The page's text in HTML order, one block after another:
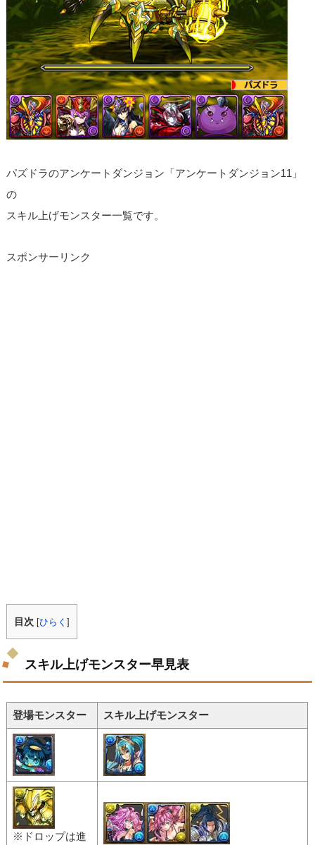
パズドラのアンケートダンジョン「アンケートダンジョン11」
の
スキル上げモンスター一覧です。
スポンサーリンク
目次 [ひらく]
スキル上げモンスター早見表
登場モンスター スキル上げモンスター
※ドロップは進